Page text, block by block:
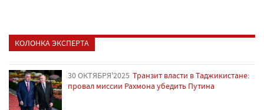
КОЛОНКА ЭКСПЕРТА
30 ОКТЯБРЯ'2025 Транзит власти в Таджикистане:
провал миссии Рахмона убедить Путина